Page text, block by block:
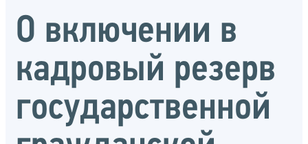
О включении в
кадровый резерв
государственной